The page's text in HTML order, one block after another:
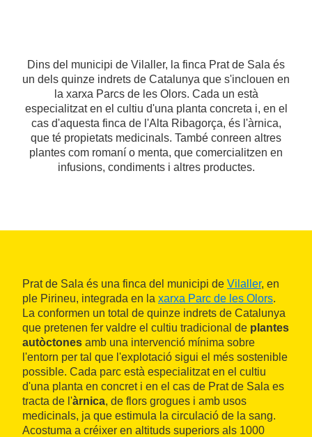
Dins del municipi de Vilaller, la finca Prat de Sala és
un dels quinze indrets de Catalunya que s'inclouen en
la xarxa Parcs de les Olors. Cada un està
especialitzat en el cultiu d'una planta concreta i, en el
cas d'aquesta finca de l'Alta Ribagorça, és l'àrnica,
que té propietats medicinals. També conreen altres
plantes com romaní o menta, que comercialitzen en
infusions, condiments i altres productes.
Prat de Sala és una finca del municipi de Vilaller, en
ple Pirineu, integrada en la xarxa Parc de les Olors.
La conformen un total de quinze indrets de Catalunya
que pretenen fer valdre el cultiu tradicional de plantes
autòctones amb una intervenció mínima sobre
l'entorn per tal que l'explotació sigui el més sostenible
possible. Cada parc està especialitzat en el cultiu
d'una planta en concret i en el cas de Prat de Sala es
tracta de l'àrnica, de flors grogues i amb usos
medicinals, ja que estimula la circulació de la sang.
Acostuma a créixer en altituds superiors als 1000